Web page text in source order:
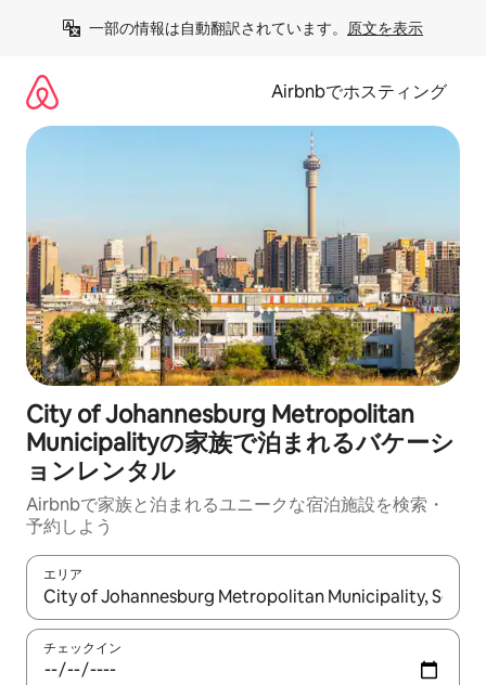
一部の情報は自動翻訳されています。 原文を表示
Airbnbでホスティング
City of Johannesburg Metropolitan
Municipalityの家族で泊まれるバケーシ
ョンレンタル
Airbnbで家族と泊まれるユニークな宿泊施設を検索・
予約しよう
エリア
検索結果が表示されたら、上下の矢印キーを使って移動するか
チェックイン